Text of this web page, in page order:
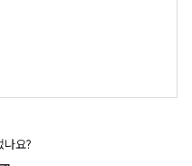
나요?